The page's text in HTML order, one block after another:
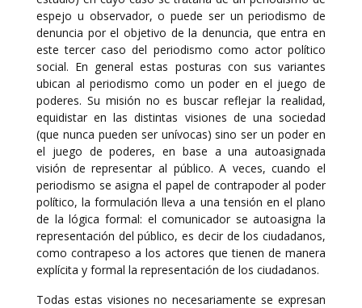
espejo u observador, o puede ser un periodismo de
denuncia por el objetivo de la denuncia, que entra en
este tercer caso del periodismo como actor político
social. En general estas posturas con sus variantes
ubican al periodismo como un poder en el juego de
poderes. Su misión no es buscar reflejar la realidad,
equidistar en las distintas visiones de una sociedad
(que nunca pueden ser unívocas) sino ser un poder en
el juego de poderes, en base a una autoasignada
visión de representar al público. A veces, cuando el
periodismo se asigna el papel de contrapoder al poder
político, la formulación lleva a una tensión en el plano
de la lógica formal: el comunicador se autoasigna la
representación del público, es decir de los ciudadanos,
como contrapeso a los actores que tienen de manera
explícita y formal la representación de los ciudadanos.
Todas estas visiones no necesariamente se expresan